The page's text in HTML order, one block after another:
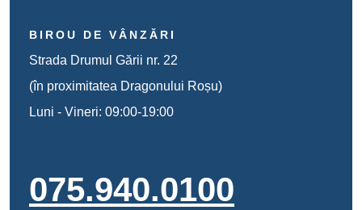
BIROU DE VÂNZĂRI
Strada Drumul Gării nr. 22
(în proximitatea Dragonului Roșu)
Luni - Vineri: 09:00-19:00
075.940.0100